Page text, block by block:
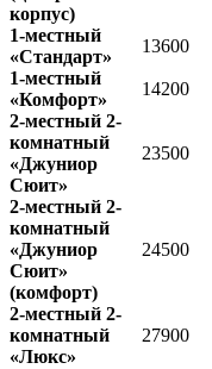
корпус)
1-местный
«Стандарт»
13600
1-местный
«Комфорт»
14200
2-местный 2-
комнатный
«Джуниор
Сюит»
23500
2-местный 2-
комнатный
«Джуниор
Сюит»
(комфорт)
24500
2-местный 2-
комнатный
«Люкс»
27900